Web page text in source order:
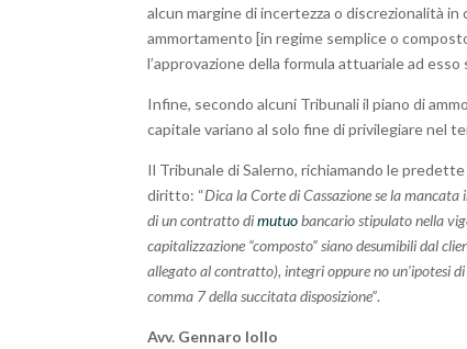
alcun margine di incertezza o discrezionalità
ammortamento [in regime semplice o
l’approvazione della formula attuariale ad
Infine, secondo alcuni Tribunali il piano di
capitale variano al solo fine di privilegiare nel
Il Tribunale di Salerno, richiamando le
diritto: “Dica la Corte di Cassazione se la mancata
di un contratto dimutuobancario stipulato nella
capitalizzazione “composto” siano desumibili dal
allegato al contratto), integri oppure no un’ipotesi
comma 7 della succitata disposizione”.
Avv. Gennaro Iollo